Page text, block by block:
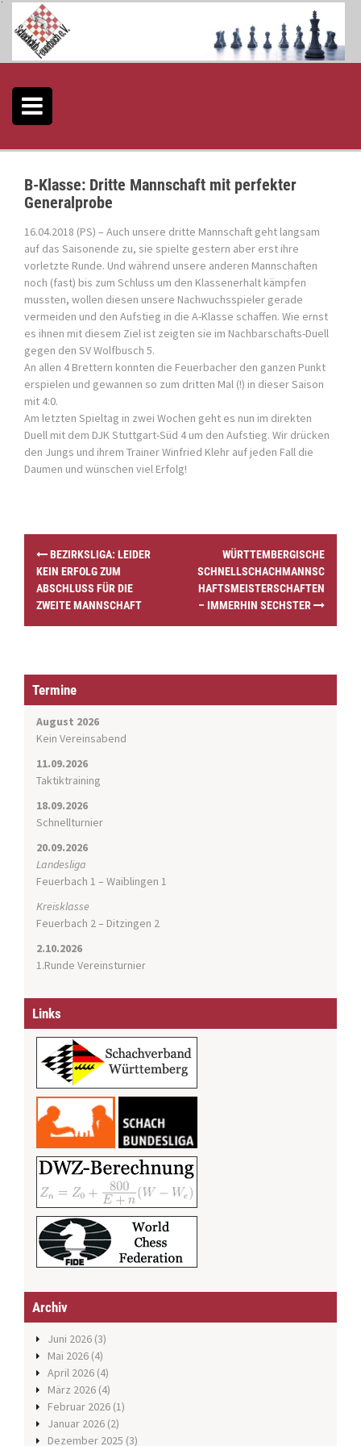
S
B-Klasse: Dritte Mannschaft mit perfekter
Generalprobe
16.04.2018 (PS) – Auch unsere dritte Mannschaft geht langsam
auf das Saisonende zu, sie spielte gestern aber erst ihre
vorletzte Runde. Und während unsere anderen Mannschaften
noch (fast) bis zum Schluss um den Klassenerhalt kämpfen
mussten, wollen diesen unsere Nachwuchsspieler gerade
vermeiden und den Aufstieg in die A-Klasse schaffen. Wie ernst
es ihnen mit diesem Ziel ist zeigten sie im Nachbarschafts-Duell
gegen den SV Wolfbusch 5.
An allen 4 Brettern konnten die Feuerbacher den ganzen Punkt
erspielen und gewannen so zum dritten Mal (!) in dieser Saison
mit 4:0.
Am letzten Spieltag in zwei Wochen geht es nun im direkten
Duell mit dem DJK Stuttgart-Süd 4 um den Aufstieg. Wir drücken
den Jungs und ihrem Trainer Winfried Klehr auf jeden Fall die
Daumen und wünschen viel Erfolg!
a
a
BEZIRKSLIGA: LEIDER
KEIN ERFOLG ZUM
ABSCHLUSS FÜR DIE
ZWEITE MANNSCHAFT
WÜRTTEMBERGISCHE
SCHNELLSCHACHMANNSC
HAFTSMEISTERSCHAFTEN
– IMMERHIN SECHSTER
Termine
August 2026
Kein Vereinsabend
11.09.2026
Taktiktraining
18.09.2026
Schnellturnier
20.09.2026
Landesliga
Feuerbach 1 – Waiblingen 1
Kreisklasse
Feuerbach 2 – Ditzingen 2
2.10.2026
1.Runde Vereinsturnier
Links
Archiv
Juni 2026 (3)
Mai 2026 (4)
April 2026 (4)
März 2026 (4)
Februar 2026 (1)
Januar 2026 (2)
Dezember 2025 (3)